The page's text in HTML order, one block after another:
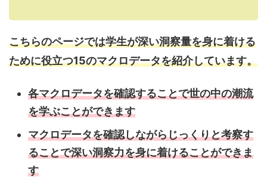
こちらのページでは学生が深い洞察量を身に着ける
ために役立つ15のマクロデータを紹介しています。
各マクロデータを確認することで世の中の潮流
を学ぶことができます
マクロデータを確認しながらじっくりと考察す
ることで深い洞察力を身に着けることができま
す